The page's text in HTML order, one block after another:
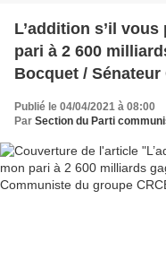
L’addition s’il
pari à 2 600
Bocquet / Sénateur Communiste du groupe
CRCE / 2 avril 2021)
Publié le 04/04/2021 à 08:00
Par Section du Parti